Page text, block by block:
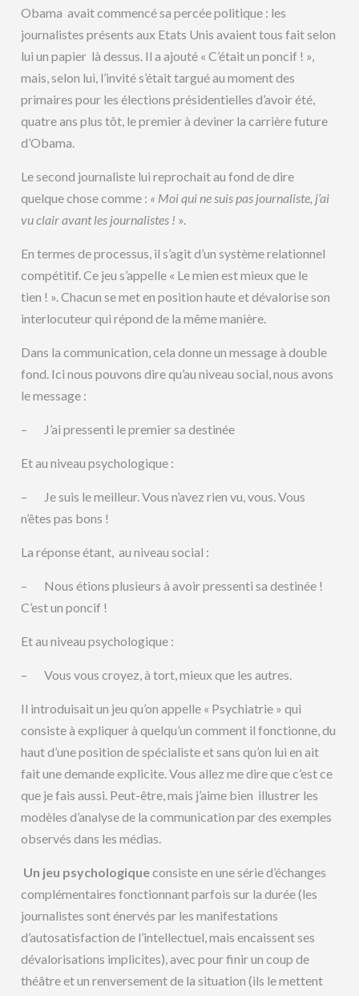
Obama avait commencé sa percée politique : les
journalistes présents aux Etats Unis avaient tous fait selon
lui un papier là dessus. Il a ajouté « C’était un poncif ! »,
mais, selon lui, l’invité s’était targué au moment des
primaires pour les élections présidentielles d’avoir été,
quatre ans plus tôt, le premier à deviner la carrière future
d’Obama.
Le second journaliste lui reprochait au fond de dire
quelque chose comme : « Moi qui ne suis pas journaliste, j’ai
vu clair avant les journalistes ! ».
En termes de processus, il s’agit d’un système relationnel
compétitif. Ce jeu s’appelle « Le mien est mieux que le
tien ! ». Chacun se met en position haute et dévalorise son
interlocuteur qui répond de la même manière.
Dans la communication, cela donne un message à double
fond. Ici nous pouvons dire qu’au niveau social, nous avons
le message :
– J’ai pressenti le premier sa destinée
Et au niveau psychologique :
– Je suis le meilleur. Vous n’avez rien vu, vous. Vous
n’êtes pas bons !
La réponse étant, au niveau social :
– Nous étions plusieurs à avoir pressenti sa destinée !
C’est un poncif !
Et au niveau psychologique :
– Vous vous croyez, à tort, mieux que les autres.
Il introduisait un jeu qu’on appelle « Psychiatrie » qui
consiste à expliquer à quelqu’un comment il fonctionne, du
haut d’une position de spécialiste et sans qu’on lui en ait
fait une demande explicite. Vous allez me dire que c’est ce
que je fais aussi. Peut-être, mais j’aime bien illustrer les
modèles d’analyse de la communication par des exemples
observés dans les médias.
Un jeu psychologiqueconsiste en une série d’échanges
complémentaires fonctionnant parfois sur la durée (les
journalistes sont énervés par les manifestations
d’autosatisfaction de l’intellectuel, mais encaissent ses
dévalorisations implicites), avec pour finir un coup de
théâtre et un renversement de la situation (ils le mettent